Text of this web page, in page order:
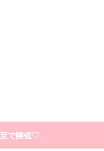
で開催♡